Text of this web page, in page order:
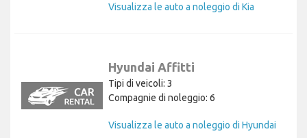
Visualizza le auto a noleggio di Kia
Hyundai Affitti
Tipi di veicoli: 3
Compagnie di noleggio: 6
Visualizza le auto a noleggio di Hyundai